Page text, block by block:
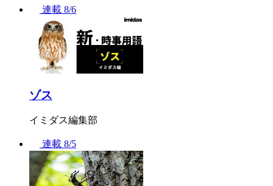
連載 8/6
ゾス
イミダス編集部
連載 8/5